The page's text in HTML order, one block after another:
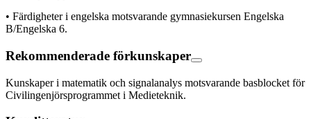
• Färdigheter i engelska motsvarande gymnasiekursen Engelska
B/Engelska 6.
Rekommenderade förkunskaper
Kunskaper i matematik och signalanalys motsvarande basblocket för
Civilingenjörsprogrammet i Medieteknik.